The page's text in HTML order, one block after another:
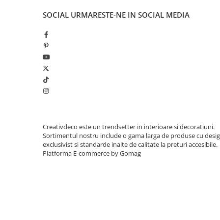
SOCIAL URMARESTE-NE IN SOCIAL MEDIA
Creativdeco este un trendsetter in interioare si decoratiuni.
Sortimentul nostru include o gama larga de produse cu
exclusivist si standarde inalte de calitate la preturi accesibile.
Platforma E-commerce by Gomag